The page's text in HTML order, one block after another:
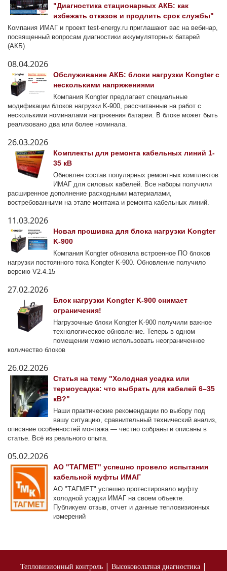
"Диагностика стационарных АКБ: как
избежать отказов и продлить срок службы"
Компания ИМАГ и проект test-energy.ru приглашают вас на вебинар,
посвященный вопросам диагностики аккумуляторных батарей
(АКБ).
08.04.2026
Обслуживание АКБ: блоки нагрузки Kongter с
несколькими напряжениями
Компания Kongter предлагает специальные
модификации блоков нагрузки K-900, рассчитанные на работ с
несколькими номиналами напряжения батареи. В блоке может быть
реализовано два или более номинала.
26.03.2026
Комплекты для ремонта кабельных линий 1-
35 кВ
Обновлен состав популярных ремонтных комплектов
ИМАГ для силовых кабелей. Все наборы получили
расширенное дополнение расходными материалами,
востребованными на этапе монтажа и ремонта кабельных линий.
11.03.2026
Новая прошивка для блока нагрузки Kongter
K-900
Компания Kongter обновила встроенное ПО блоков
нагрузки постоянного тока Kongter K-900. Обновление получило
версию V2.4.15
27.02.2026
Блок нагрузки Kongter K-900 снимает
ограничения!
Нагрузочные блоки Kongter K-900 получили важное
технологическое обновление. Теперь в одном
помещении можно использовать неограниченное
количество блоков
26.02.2026
Статья на тему "Холодная усадка или
термоусадка: что выбрать для кабелей 6–35
кВ?"
Наши практические рекомендации по выбору под
вашу ситуацию, сравнительный технический анализ,
описание особенностей монтажа — честно собраны и описаны в
статье. Всё из реального опыта.
05.02.2026
АО "ТАГМЕТ" успешно провело испытания
кабельной муфты ИМАГ
АО "ТАГМЕТ" успешно протестировало муфту
холодной усадки ИМАГ на своем объекте.
Публикуем отзыв, отчет и данные тепловизионных
измерений
Тепловизионный контроль | Высоковольтная диагностика |